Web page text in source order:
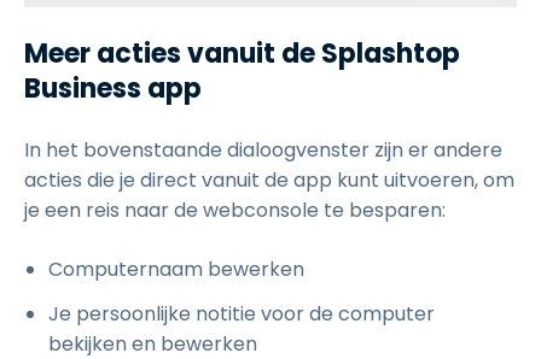
Meer acties vanuit de Splashtop
Business app
In het bovenstaande dialoogvenster zijn er andere
acties die je direct vanuit de app kunt uitvoeren, om
je een reis naar de webconsole te besparen:
Computernaam bewerken
Je persoonlijke notitie voor de computer
bekijken en bewerken